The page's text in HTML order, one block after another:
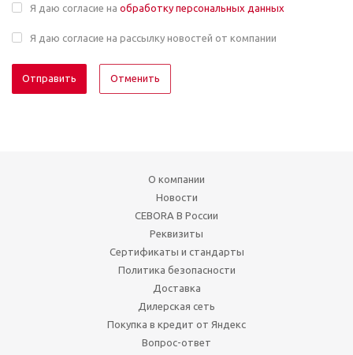
Я даю согласие на обработку персональных данных
Я даю согласие на рассылку новостей от компании
Отменить
О компании
Новости
CEBORA В России
Реквизиты
Сертификаты и стандарты
Политика безопасности
Доставка
Дилерская сеть
Покупка в кредит от Яндекс
Вопрос-ответ